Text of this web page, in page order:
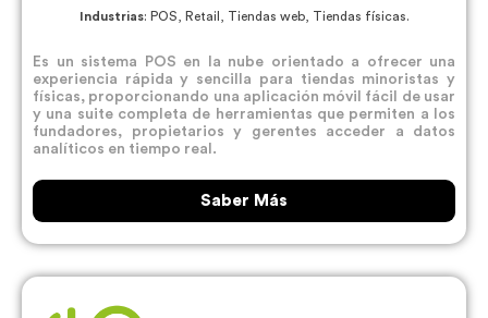
Industrias: POS, Retail, Tiendas web, Tiendas físicas.
Es un sistema POS en la nube orientado a ofrecer una
experiencia rápida y sencilla para tiendas minoristas y
físicas, proporcionando una aplicación móvil fácil de usar
y una suite completa de herramientas que permiten a los
fundadores, propietarios y gerentes acceder a datos
analíticos en tiempo real.
Saber Más